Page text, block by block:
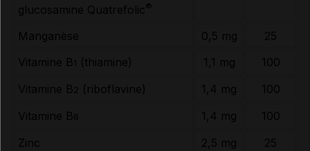
glucosamine Quatrefolic®
Manganèse 0,5 mg
25
Vitamine B 1 (thiamine) 1,1 mg
100
Vitamine B2 (riboflavine) 1,4 mg
100
Vitamine B6 1,4 mg
100
Zinc
2,5 mg
25